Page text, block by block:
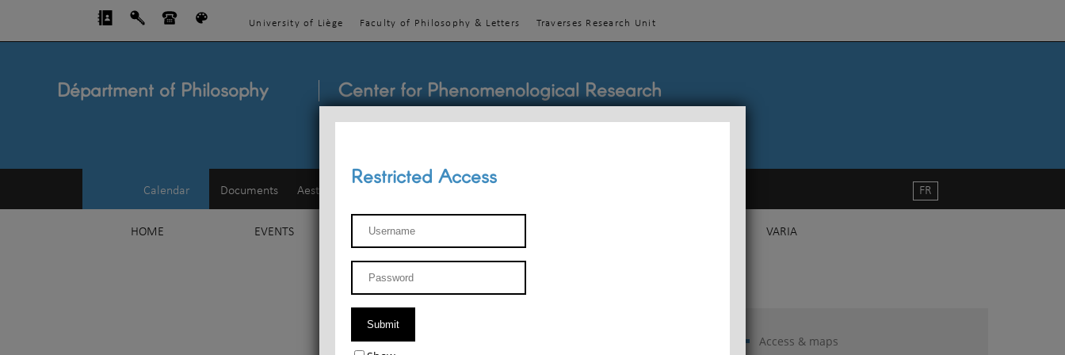
University of Liège Faculty of Philosophy & Letters Traverses Research Unit
Départment of Philosophy Center for Phenomenological Research
Calendar Documents Aesthetics
HOME EVENTS TEACHINGS VARIA
FR
Access & maps
Restricted Access